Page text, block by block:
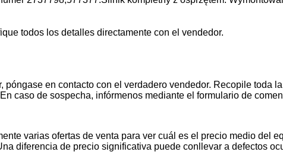
todos los detalles directamente con el vendedor.
póngase en contacto con el verdadero vendedor. Recopile toda
caso de sospecha, infórmenos mediante el formulario de
varias ofertas de venta para ver cuál es el precio medio del
diferencia de precio significativa puede conllevar a defectos